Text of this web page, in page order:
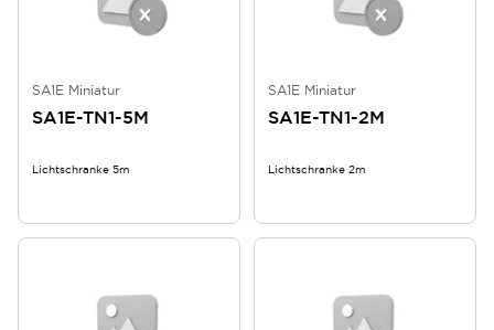
SA1E Miniatur
SA1E-TN1-5M
Lichtschranke 5m
SA1E Miniatur
SA1E-TN1-2M
Lichtschranke 2m